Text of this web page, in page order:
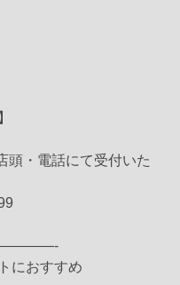
頭・電話にて受付いた
におすすめ